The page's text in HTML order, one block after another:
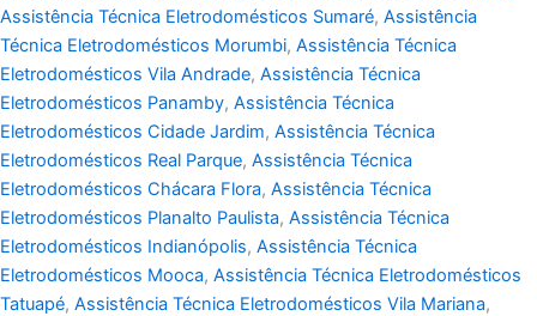
Assistência Técnica Eletrodomésticos Sumaré, Assistência
Técnica Eletrodomésticos Morumbi, Assistência Técnica
Eletrodomésticos Vila Andrade, Assistência Técnica
Eletrodomésticos Panamby, Assistência Técnica
Eletrodomésticos Cidade Jardim, Assistência Técnica
Eletrodomésticos Real Parque, Assistência Técnica
Eletrodomésticos Chácara Flora, Assistência Técnica
Eletrodomésticos Planalto Paulista, Assistência Técnica
Eletrodomésticos Indianópolis, Assistência Técnica
Eletrodomésticos Mooca, Assistência Técnica Eletrodomésticos
Tatuapé, Assistência Técnica Eletrodomésticos Vila Mariana,